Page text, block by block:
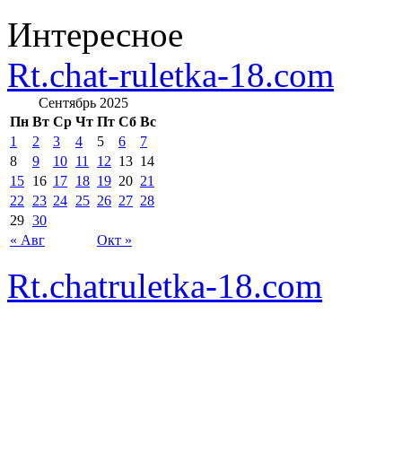
Интересное
Rt.chat-ruletka-18.com
Сентябрь 2025
Пн Вт Ср Чт Пт Сб Вс
« Авг Окт »
1 2 3 4 5 6
7
8
9 10 11 12 13 14
15 16 17 18 19 20 21
22
23 24 25 26 27 28
29 30
Rt.chatruletka-18.com